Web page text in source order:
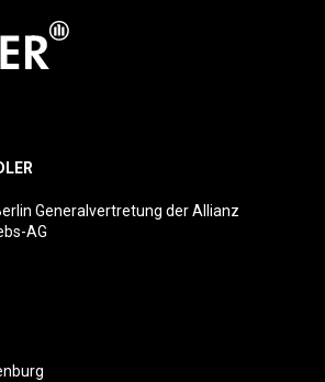
Generalvertretung der Allianz
AG